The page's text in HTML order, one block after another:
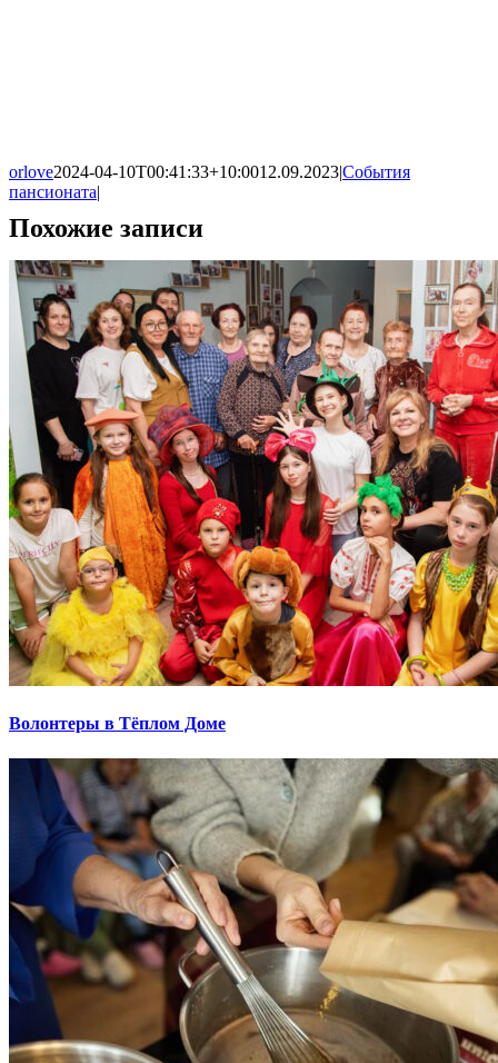
orlove2024-04-10T00:41:33+10:0012.09.2023|События
пансионата|
Похожие записи
Волонтеры в Тёплом Доме